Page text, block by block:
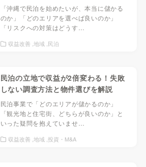
「沖縄で民泊を始めたいが、本当に儲かる
のか」「どのエリアを選べば良いのか」
「リスクへの対策はどうす…
収益改善 地域 民泊
民泊の立地で収益が2倍変わる！失敗
しない調査方法と物件選びを解説
民泊事業で「どのエリアが儲かるのか」
「観光地と住宅街、どちらが良いのか」と
いった疑問を抱えていませ…
収益改善 地域 投資・M&A